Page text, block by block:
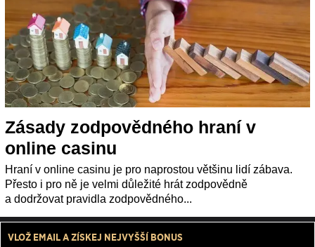
Zásady zodpovědného hraní v
online casinu
Hraní v online casinu je pro naprostou většinu lidí zábava.
Přesto i pro ně je velmi důležité hrát zodpovědně
a dodržovat pravidla zodpovědného...
VLOŽ EMAIL A ZÍSKEJ NEJVYŠŠÍ BONUS